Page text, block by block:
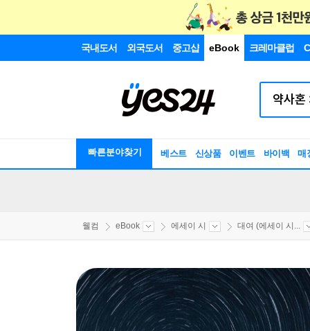
국내도서 외국도서 중고샵 eBook 크레마클럽
빠른분야찾기 베스트 신상품 이벤트 바이백 매
웰컴 eBook 에세이 시 대여 (에세이 시...